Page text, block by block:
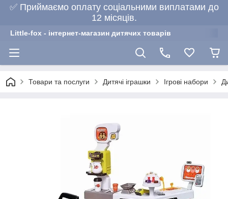
✅ Приймаємо оплату соціальними виплатами до
12 місяців.
Little-fox - інтернет-магазин дитячих товарів
Товари та послуги Дитячі іграшки Ігрові набори